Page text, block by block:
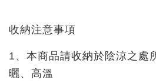
收納注意事項
1、本商品請收納於陰涼之處
曬、高溫